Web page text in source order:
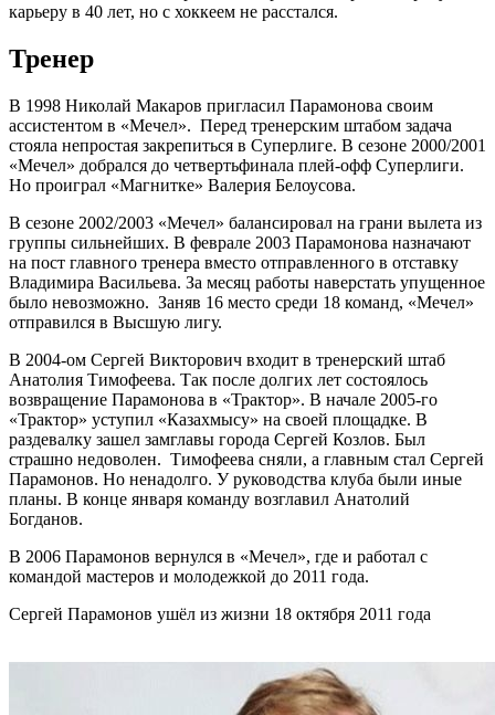
карьеру в 40 лет, но с хоккеем не расстался.
Тренер
В 1998 Николай Макаров пригласил Парамонова своим
ассистентом в «Мечел». Перед тренерским штабом задача
стояла непростая закрепиться в Суперлиге. В сезоне 2000/2001
«Мечел» добрался до четвертьфинала плей-офф Суперлиги.
Но проиграл «Магнитке» Валерия Белоусова.
В сезоне 2002/2003 «Мечел» балансировал на грани вылета из
группы сильнейших. В феврале 2003 Парамонова назначают
на пост главного тренера вместо отправленного в отставку
Владимира Васильева. За месяц работы наверстать упущенное
было невозможно. Заняв 16 место среди 18 команд, «Мечел»
отправился в Высшую лигу.
В 2004-ом Сергей Викторович входит в тренерский штаб
Анатолия Тимофеева. Так после долгих лет состоялось
возвращение Парамонова в «Трактор». В начале 2005-го
«Трактор» уступил «Казахмысу» на своей площадке. В
раздевалку зашел замглавы города Сергей Козлов. Был
страшно недоволен. Тимофеева сняли, а главным стал Сергей
Парамонов. Но ненадолго. У руководства клуба были иные
планы. В конце января команду возглавил Анатолий
Богданов.
В 2006 Парамонов вернулся в «Мечел», где и работал с
командой мастеров и молодежкой до 2011 года.
Сергей Парамонов ушёл из жизни 18 октября 2011 года